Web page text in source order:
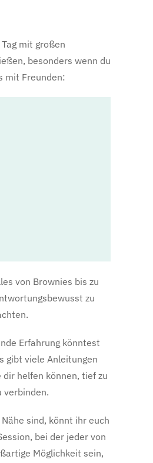
mit großen
besonders wenn du
mit Freunden:
von Brownies bis zu
zu
Erfahrung könntest
gibt viele Anleitungen
helfen können, tief zu
verbinden.
sind, könnt ihr euch
bei der jeder von
Möglichkeit sein,